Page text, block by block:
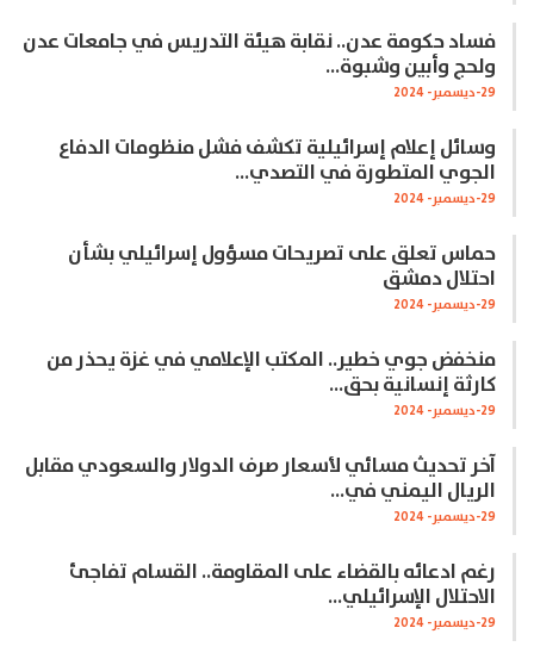
فساد حكومة عدن.. نقابة هيئة التدريس في جامعات عدن
ولحج وأبين وشبوة…
29-ديسمبر- 2024
وسائل إعلام إسرائيلية تكشف فشل منظومات الدفاع
الجوي المتطورة في التصدي…
29-ديسمبر- 2024
حماس تعلق على تصريحات مسؤول إسرائيلي بشأن
احتلال دمشق
29-ديسمبر- 2024
منخفض جوي خطير.. المكتب الإعلامي في غزة يحذر من
كارثة إنسانية بحق…
29-ديسمبر- 2024
آخر تحديث مسائي لأسعار صرف الدولار والسعودي مقابل
الريال اليمني في…
29-ديسمبر- 2024
رغم ادعائه بالقضاء على المقاومة.. القسام تفاجئ
الاحتلال الإسرائيلي…
29-ديسمبر- 2024